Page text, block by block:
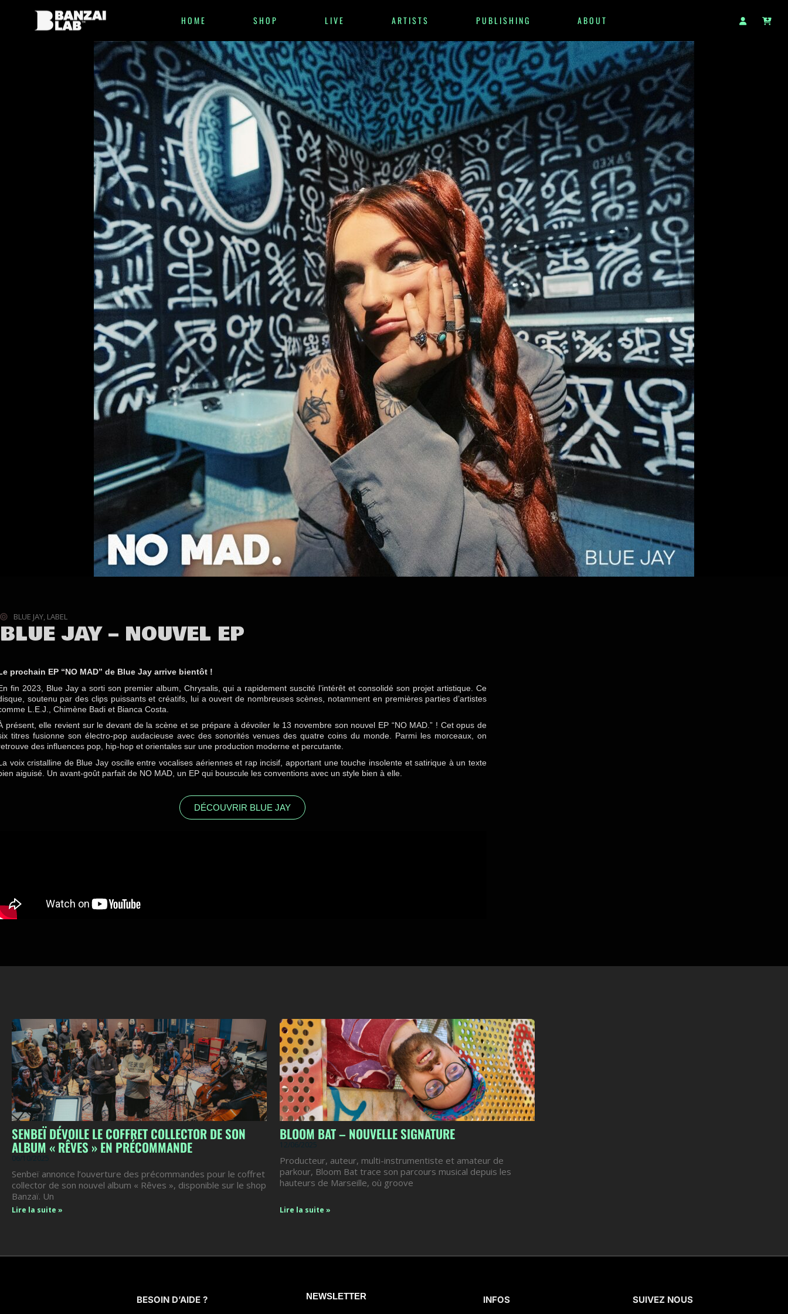
HOME SHOP LIVE ARTISTS PUBLISHING ABOUT
BLUE JAY, LABEL
BLUE JAY – NOUVEL EP
prochain EP “NO MAD” de Blue Jay arrive bientôt !
fin 2023, Blue Jay a sorti son premier album, Chrysalis, qui a rapidement suscité l’intérêt et consolidé son projet artistique. Ce
soutenu par des clips puissants et créatifs, lui a ouvert de nombreuses scènes, notamment en premières parties d’artistes
L.E.J., Chimène Badi et Bianca Costa.
présent, elle revient sur le devant de la scène et se prépare à dévoiler le 13 novembre son nouvel EP “NO MAD.” ! Cet opus de
titres fusionne son électro-pop audacieuse avec des sonorités venues des quatre coins du monde. Parmi les morceaux, on
des influences pop, hip-hop et orientales sur une production moderne et percutante.
voix cristalline de Blue Jay oscille entre vocalises aériennes et rap incisif, apportant une touche insolente et satirique à un texte
aiguisé. Un avant-goût parfait de NO MAD , un EP qui bouscule les conventions avec un style bien à elle.
DÉCOUVRIR BLUE JAY
SENBEÏ DÉVOILE LE COFFRET COLLECTOR DE SON
ALBUM « RÊVES » EN PRÉCOMMANDE
06/10/2025
Senbeï annonce l’ouverture des précommandes pour le coffret
collector de son nouvel album « Rêves », disponible sur le shop
Banzaï. Un
Lire la suite »
BLOOM BAT – NOUVELLE SIGNATURE
12/06/2025
Producteur, auteur, multi-instrumentiste et amateur de
parkour, Bloom Bat trace son parcours musical depuis les
hauteurs de Marseille, où groove
Lire la suite »
BESOIN D’AIDE ? NEWSLETTER INFOS SUIVEZ NOUS